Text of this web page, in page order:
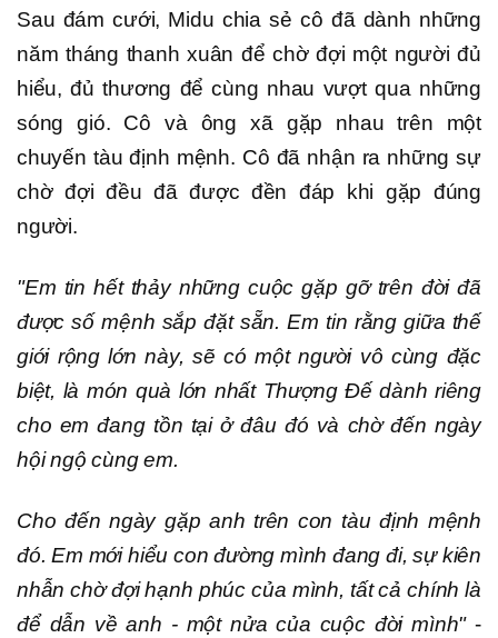
Sau đám cưới, Midu chia sẻ cô đã dành những
năm tháng thanh xuân để chờ đợi một người đủ
hiểu, đủ thương để cùng nhau vượt qua những
sóng gió. Cô và ông xã gặp nhau trên một
chuyến tàu định mệnh. Cô đã nhận ra những sự
chờ đợi đều đã được đền đáp khi gặp đúng
người.
"Em tin hết thảy những cuộc gặp gỡ trên đời đã
được số mệnh sắp đặt sẵn. Em tin rằng giữa thế
giới rộng lớn này, sẽ có một người vô cùng đặc
biệt, là món quà lớn nhất Thượng Đế dành riêng
cho em đang tồn tại ở đâu đó và chờ đến ngày
hội ngộ cùng em.
Cho đến ngày gặp anh trên con tàu định mệnh
đó. Em mới hiểu con đường mình đang đi, sự kiên
nhẫn chờ đợi hạnh phúc của mình, tất cả chính là
để dẫn về anh - một nửa của cuộc đời mình"-